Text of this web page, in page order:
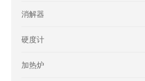
消解器
硬度计
加热炉